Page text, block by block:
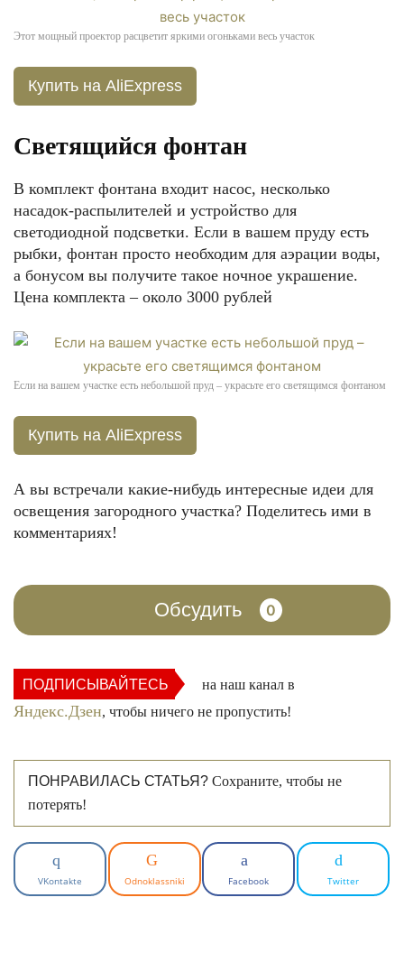
Этот мощный проектор расцветит яркими огоньками весь участок
Купить на AliExpress
Светящийся фонтан
В комплект фонтана входит насос, несколько
насадок-распылителей и устройство для
светодиодной подсветки. Если в вашем пруду есть
рыбки, фонтан просто необходим для аэрации воды,
а бонусом вы получите такое ночное украшение.
Цена комплекта – около 3000 рублей
Если на вашем участке есть небольшой пруд – украсьте его светящимся фонтаном
Купить на AliExpress
А вы встречали какие-нибудь интересные идеи для
освещения загородного участка? Поделитесь ими в
комментариях!
Обсудить 0
ПОДПИСЫВАЙТЕСЬ на наш канал в
Яндекс.Дзен, чтобы ничего не пропустить!
ПОНРАВИЛАСЬ СТАТЬЯ? Сохраните, чтобы не
потерять!
VKontakte Odnoklassniki Facebook Twitter